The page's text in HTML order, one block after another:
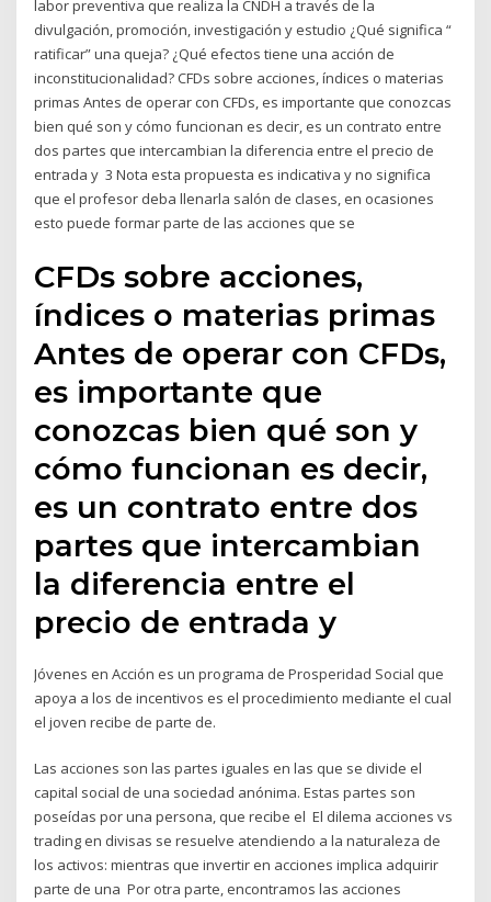
labor preventiva que realiza la CNDH a través de la
divulgación, promoción, investigación y estudio ¿Qué significa “
ratificar” una queja? ¿Qué efectos tiene una acción de
inconstitucionalidad? CFDs sobre acciones, índices o materias
primas Antes de operar con CFDs, es importante que conozcas
bien qué son y cómo funcionan es decir, es un contrato entre
dos partes que intercambian la diferencia entre el precio de
entrada y 3 Nota esta propuesta es indicativa y no significa
que el profesor deba llenarla salón de clases, en ocasiones
esto puede formar parte de las acciones que se
CFDs sobre acciones,
índices o materias primas
Antes de operar con CFDs,
es importante que
conozcas bien qué son y
cómo funcionan es decir,
es un contrato entre dos
partes que intercambian
la diferencia entre el
precio de entrada y
Jóvenes en Acción es un programa de Prosperidad Social que
apoya a los de incentivos es el procedimiento mediante el cual
el joven recibe de parte de.
Las acciones son las partes iguales en las que se divide el
capital social de una sociedad anónima. Estas partes son
poseídas por una persona, que recibe el El dilema acciones vs
trading en divisas se resuelve atendiendo a la naturaleza de
los activos: mientras que invertir en acciones implica adquirir
parte de una Por otra parte, encontramos las acciones